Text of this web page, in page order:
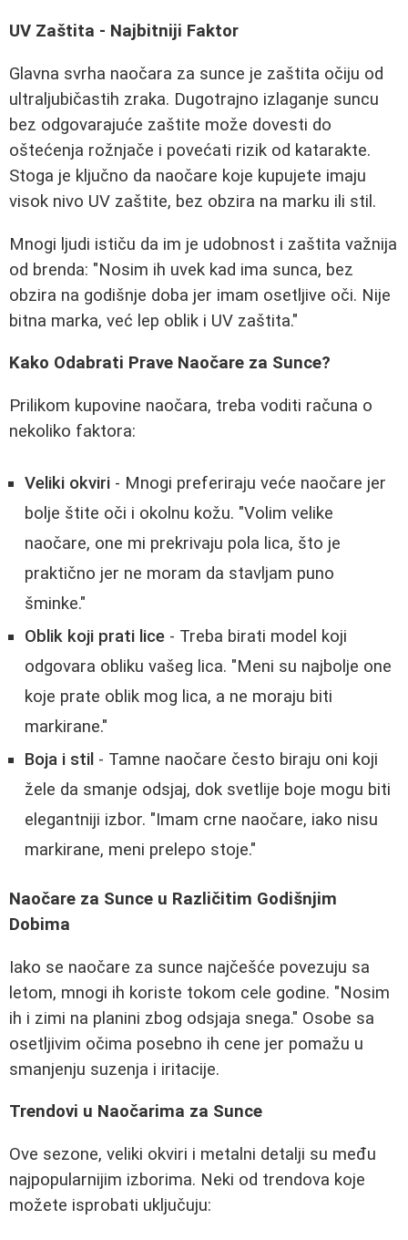
UV Zaštita - Najbitniji Faktor
Glavna svrha naočara za sunce je zaštita očiju od
ultraljubičastih zraka. Dugotrajno izlaganje suncu
bez odgovarajuće zaštite može dovesti do
oštećenja rožnjače i povećati rizik od katarakte.
Stoga je ključno da naočare koje kupujete imaju
visok nivo UV zaštite, bez obzira na marku ili stil.
Mnogi ljudi ističu da im je udobnost i zaštita važnija
od brenda: "Nosim ih uvek kad ima sunca, bez
obzira na godišnje doba jer imam osetljive oči. Nije
bitna marka, već lep oblik i UV zaštita."
Kako Odabrati Prave Naočare za Sunce?
Prilikom kupovine naočara, treba voditi računa o
nekoliko faktora:
Veliki okviri - Mnogi preferiraju veće naočare jer
bolje štite oči i okolnu kožu. "Volim velike
naočare, one mi prekrivaju pola lica, što je
praktično jer ne moram da stavljam puno
šminke."
Oblik koji prati lice - Treba birati model koji
odgovara obliku vašeg lica. "Meni su najbolje one
koje prate oblik mog lica, a ne moraju biti
markirane."
Boja i stil - Tamne naočare često biraju oni koji
žele da smanje odsjaj, dok svetlije boje mogu biti
elegantniji izbor. "Imam crne naočare, iako nisu
markirane, meni prelepo stoje."
Naočare za Sunce u Različitim Godišnjim
Dobima
Iako se naočare za sunce najčešće povezuju sa
letom, mnogi ih koriste tokom cele godine. "Nosim
ih i zimi na planini zbog odsjaja snega." Osobe sa
osetljivim očima posebno ih cene jer pomažu u
smanjenju suzenja i iritacije.
Trendovi u Naočarima za Sunce
Ove sezone, veliki okviri i metalni detalji su među
najpopularnijim izborima. Neki od trendova koje
možete isprobati uključuju: